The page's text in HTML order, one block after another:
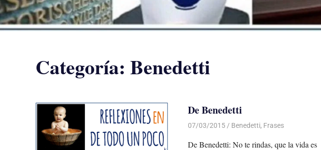
Categoría: Benedetti
De Benedetti
07/03/2015 Luis Castellanos
Benedetti, Frases
De Benedetti: No te rindas, que la vida es